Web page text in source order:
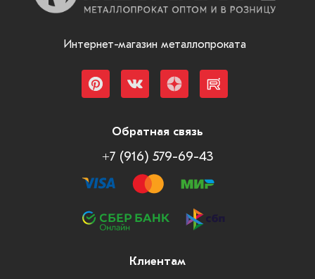
Интернет-магазин металлопроката
Обратная связь
+7 (916) 579-69-43
Клиентам